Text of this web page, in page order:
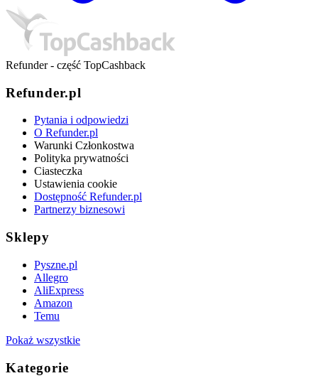
Refunder - część TopCashback
Refunder.pl
Pytania i odpowiedzi
O Refunder.pl
Warunki Członkostwa
Polityka prywatności
Ciasteczka
Ustawienia cookie
Dostępność Refunder.pl
Partnerzy biznesowi
Sklepy
Pyszne.pl
Allegro
AliExpress
Amazon
Temu
Pokaż wszystkie
Kategorie